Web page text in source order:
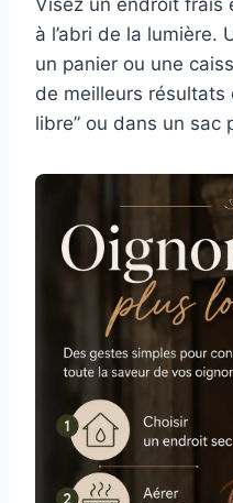
Visez un endroit frais
à l’abri de la lumière.
un panier ou une
de meilleurs résultats
libre” ou dans un sac